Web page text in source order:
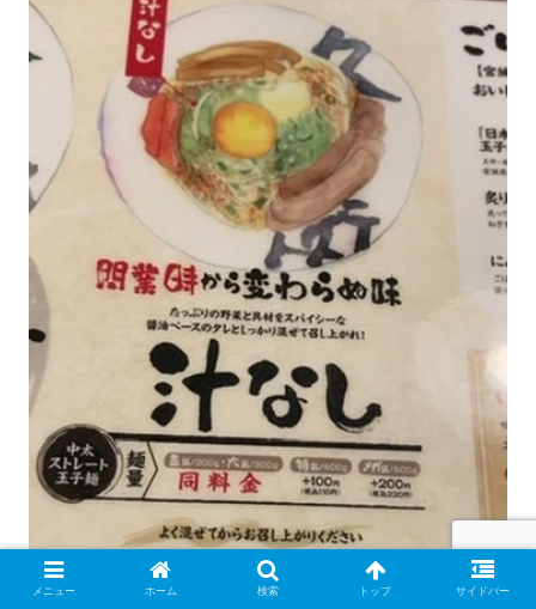
メニュー ホーム 検索 トップ サイドバー